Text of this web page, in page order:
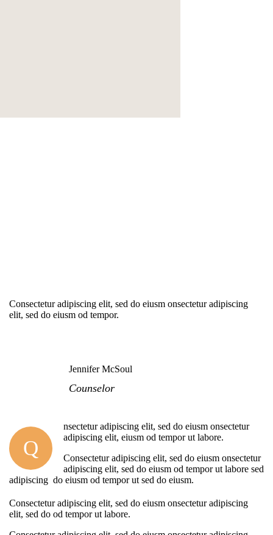
Consectetur adipiscing elit, sed do eiusm onsectetur adipiscing
elit, sed do eiusm od tempor.
Jennifer McSoul
Counselor
Q
nsectetur adipiscing elit, sed do eiusm onsectetur
adipiscing elit, eiusm od tempor ut labore.
Consectetur adipiscing elit, sed do eiusm onsectetur
adipiscing elit, sed do eiusm od tempor ut labore sed
adipiscing do eiusm od tempor ut sed do eiusm.
Consectetur adipiscing elit, sed do eiusm onsectetur adipiscing
elit, sed do od tempor ut labore.